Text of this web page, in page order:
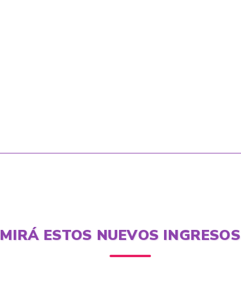
MIRÁ ESTOS NUEVOS INGRESOS